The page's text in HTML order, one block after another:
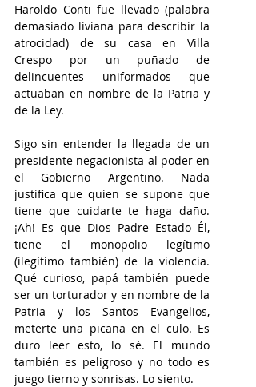
Haroldo Conti fue llevado (palabra
demasiado liviana para describir la
atrocidad) de su casa en Villa
Crespo por un puñado de
delincuentes uniformados que
actuaban en nombre de la Patria y
de la Ley.
Sigo sin entender la llegada de un
presidente negacionista al poder en
el Gobierno Argentino. Nada
justifica que quien se supone que
tiene que cuidarte te haga daño.
¡Ah! Es que Dios Padre Estado Él,
tiene el monopolio legítimo
(ilegítimo también) de la violencia.
Qué curioso, papá también puede
ser un torturador y en nombre de la
Patria y los Santos Evangelios,
meterte una picana en el culo. Es
duro leer esto, lo sé. El mundo
también es peligroso y no todo es
juego tierno y sonrisas. Lo siento.